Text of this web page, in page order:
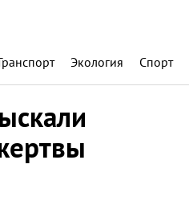
Экология Спорт